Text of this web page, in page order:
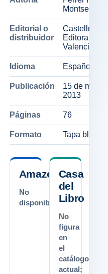
Montserrat
Editorial o
distribuidor
Castellnou
Editora
Valenciana
Idioma Español
Publicación
15 de mayo
2013
Páginas 76
Formato Tapa blanda
Amazon.es
No
disponible.
Casa
del
Libro
No
figura
en
el
catálogo
actual;